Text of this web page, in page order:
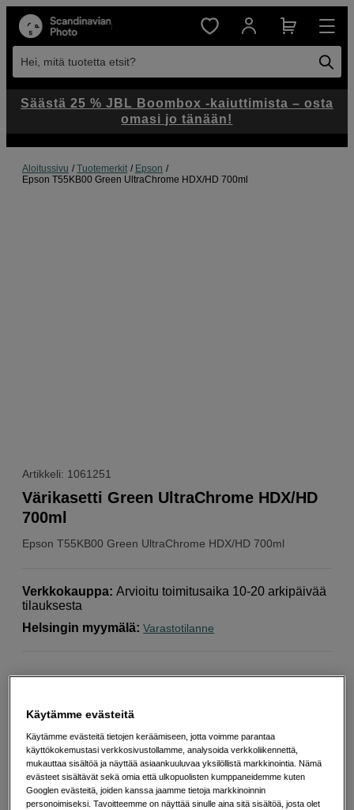
Hei, mitä tuotetta etsit?
Aloitussivu Tuotemerkit
Epson
Epson T55KB00 Green UltraChrome HDX/HD 700ml
Artikkeli: 1061251
Epson T55KB00 Green UltraChrome HDX/HD 700ml
Värikasetti Green UltraChrome HDX/HD
700ml
Verkkokauppa: Arvioitu toimitusaika 10-20 arkipäivää
tilauksesta
Helsingin myymälä: Varastotilanne
Valitse Väri
Keltainen Oranssi Photo musta
Säästä 25 % JBL Boombox -kaiuttimista – osta
omasi jo tänään!
Käytämme evästeitä
Käytämme evästeitä tietojen keräämiseen, jotta voimme parantaa
käyttökokemustasi verkkosivustollamme, analysoida verkkoliikennettä,
mukauttaa sisältöä ja näyttää asiaankuuluvaa yksilöllistä markkinointia. Nämä
evästeet sisältävät sekä omia että ulkopuolisten kumppaneidemme kuten
Googlen evästeitä, joiden kanssa jaamme tietoja markkinoinnin
personoimiseksi. Tavoitteemme on näyttää sinulle aina sitä sisältöä, josta olet